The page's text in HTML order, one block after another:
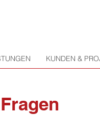
KUNDEN &